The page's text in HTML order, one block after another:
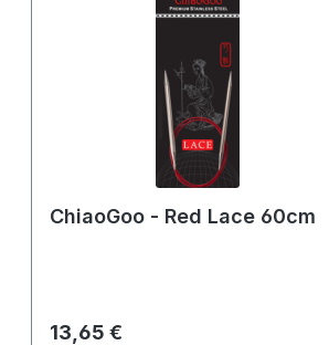
ChiaoGoo - Red Lace 60cm
Regulärer Preis:
13,65 €